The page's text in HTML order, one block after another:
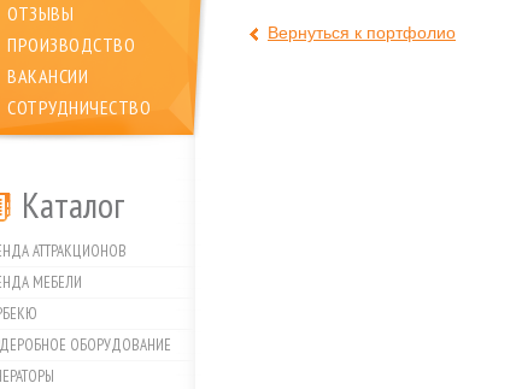
ОТЗЫВЫ
ПРОИЗВОДСТВО
ВАКАНСИИ
СОТРУДНИЧЕСТВО
Каталог
АТТРАКЦИОНОВ
МЕБЕЛИ
ОБОРУДОВАНИЕ
Вернуться к портфолио